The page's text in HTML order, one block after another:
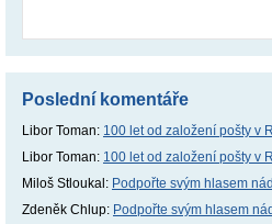
Poslední komentáře
Libor Toman: 100 let od založení pošty v
Libor Toman: 100 let od založení pošty v
Miloš Stloukal : Podpořte svým hlasem
Zdeněk Chlup: Podpořte svým hlasem